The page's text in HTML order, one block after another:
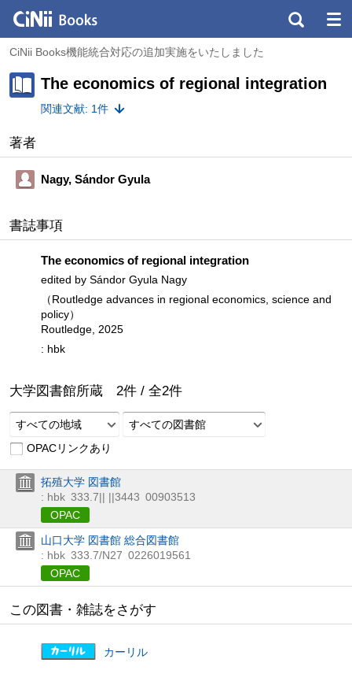
CiNii Books機能統合対応の追加実施をいたしました
The economics of regional integration
関連文献: 1件
著者
Nagy, Sándor Gyula
書誌事項
The economics of regional integration
edited by Sándor Gyula Nagy
（Routledge advances in regional economics, science and
policy）
Routledge, 2025
: hbk
大学図書館所蔵 2件 / 全2件
すべての地域
すべての図書館
OPACリンクあり
拓殖大学 図書館
: hbk 333.7|| ||3443 00903513
OPAC
山口大学 図書館 総合図書館
: hbk 333.7/N27 0226019561
OPAC
この図書・雑誌をさがす
カーリル